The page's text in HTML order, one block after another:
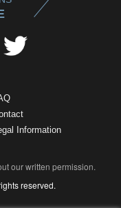
Information
our written permission.
reserved.